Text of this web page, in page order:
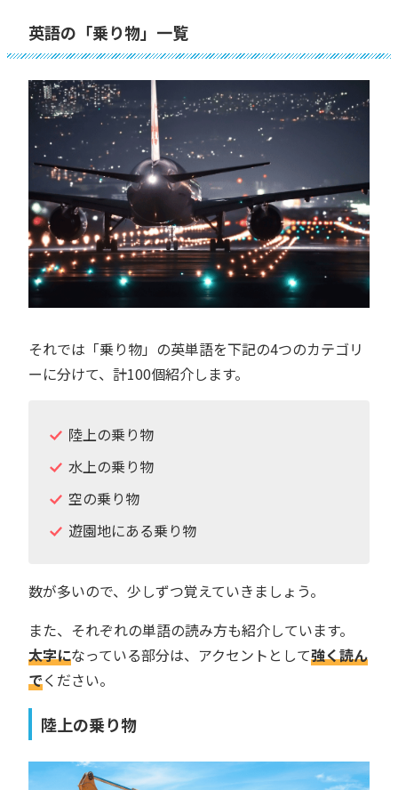
英語の「乗り物」一覧
それでは「乗り物」の英単語を下記の4つのカテゴリ
ーに分けて、計100個紹介します。
陸上の乗り物
水上の乗り物
空の乗り物
遊園地にある乗り物
数が多いので、少しずつ覚えていきましょう。
また、それぞれの単語の読み方も紹介しています。
太字になっている部分は、アクセントとして強く読ん
でください。
陸上の乗り物